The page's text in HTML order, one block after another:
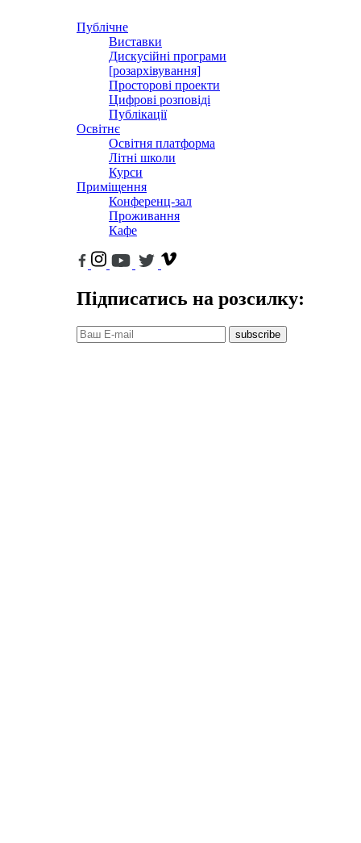
Публічне
Виставки
Дискусійні програми
[розархівування]
Просторові проекти
Цифрові розповіді
Публікації
Освітнє
Освітня платформа
Літні школи
Курси
Приміщення
Конференц-зал
Проживання
Кафе
Підписатись на розсилку:
subscribe